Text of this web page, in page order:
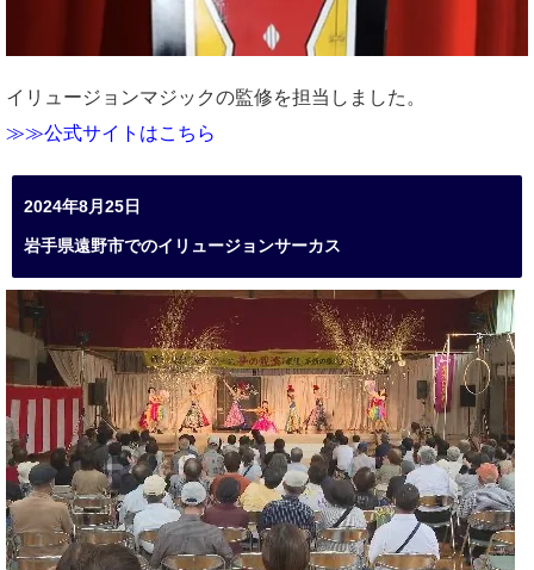
イリュージョンマジックの監修を担当しました。
≫≫公式サイトはこちら
2024年8月25日
岩手県遠野市でのイリュージョンサーカス